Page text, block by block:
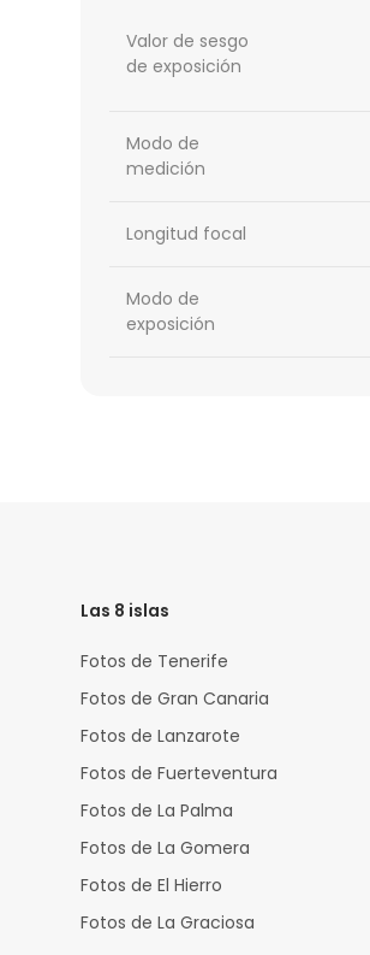
Valor de sesgo
de exposición
Modo de
medición
Longitud focal
Modo de
exposición
Las 8 islas
Fotos de Tenerife
Fotos de Gran Canaria
Fotos de Lanzarote
Fotos de Fuerteventura
Fotos de La Palma
Fotos de La Gomera
Fotos de El Hierro
Fotos de La Graciosa